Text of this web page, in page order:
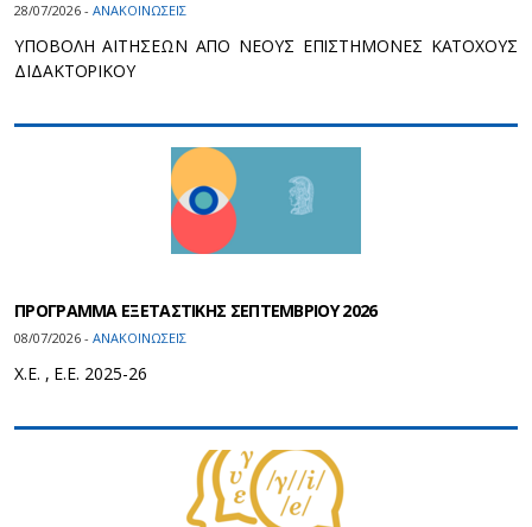
28/07/2026 - ΑΝΑΚΟΙΝΩΣΕΙΣ
ΥΠΟΒΟΛΗ ΑΙΤΗΣΕΩΝ ΑΠΟ ΝΕΟΥΣ ΕΠΙΣΤΗΜΟΝΕΣ ΚΑΤΟΧΟΥΣ
ΔΙΔΑΚΤΟΡΙΚΟΥ
ΠΡΟΓΡΑΜΜΑ ΕΞΕΤΑΣΤΙΚΗΣ ΣΕΠΤΕΜΒΡΙΟΥ 2026
08/07/2026 - ΑΝΑΚΟΙΝΩΣΕΙΣ
Χ.Ε. , Ε.Ε. 2025-26